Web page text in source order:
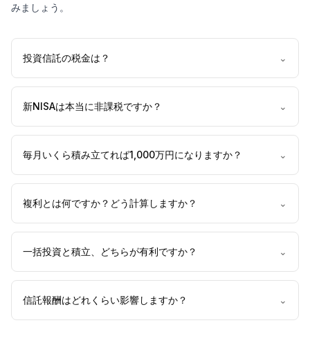
みましょう。
投資信託の税金は？ ⌄
新NISAは本当に非課税ですか？ ⌄
毎月いくら積み立てれば1,000万円になりますか？ ⌄
複利とは何ですか？どう計算しますか？ ⌄
一括投資と積立、どちらが有利ですか？ ⌄
信託報酬はどれくらい影響しますか？ ⌄